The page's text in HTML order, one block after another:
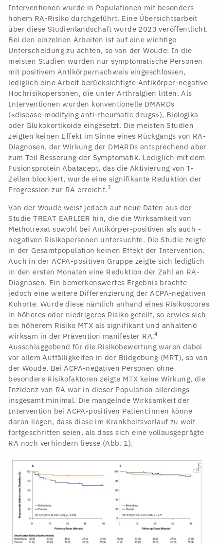
Interventionen wurde in Populationen mit besonders
hohem RA-Risiko durchgeführt. Eine Übersichtsarbeit
über diese Studienlandschaft wurde 2023 veröffentlicht.
Bei den einzelnen Arbeiten ist auf eine wichtige
Unterscheidung zu achten, so van der Woude: In die
meisten Studien wurden nur symptomatische Personen
mit positivem Antikörpernachweis eingeschlossen,
lediglich eine Arbeit berücksichtigte Antikörper-negative
Hochrisikopersonen, die unter Arthralgien litten. Als
Interventionen wurden konventionelle DMARDs
(«disease-modifying anti-rheumatic drugs»), Biologika
oder Glukokortikoide eingesetzt. Die meisten Studien
zeigten keinen Effekt im Sinne eines Rückgangs von RA-
Diagnosen, der Wirkung der DMARDs entsprechend aber
zum Teil Besserung der Symptomatik. Lediglich mit dem
Fusionsprotein Abatacept, das die Aktivierung von T-
Zellen blockiert, wurde eine signifikante Reduktion der
Progression zur RA erreicht.3
Van der Woude weist jedoch auf neue Daten aus der
Studie TREAT EARLIER hin, die die Wirksamkeit von
Methotrexat sowohl bei Antikörper-positiven als auch -
negativen Risikopersonen untersuchte. Die Studie zeigte
in der Gesamtpopulation keinen Effekt der Intervention.
Auch in der ACPA-positiven Gruppe zeigte sich lediglich
in den ersten Monaten eine Reduktion der Zahl an RA-
Diagnosen. Ein bemerkenswertes Ergebnis brachte
jedoch eine weitere Differenzierung der ACPA-negativen
Kohorte. Wurde diese nämlich anhand eines Risikoscores
in höheres oder niedrigeres Risiko geteilt, so erwies sich
bei höherem Risiko MTX als signifikant und anhaltend
wirksam in der Prävention manifester RA.4
Ausschlaggebend für die Risikobewertung waren dabei
vor allem Auffälligkeiten in der Bildgebung (MRT), so van
der Woude. Bei ACPA-negativen Personen ohne
besondere Risikofaktoren zeigte MTX keine Wirkung, die
Inzidenz von RA war in dieser Population allerdings
insgesamt minimal. Die mangelnde Wirksamkeit der
Intervention bei ACPA-positiven Patient:innen könne
daran liegen, dass diese im Krankheitsverlauf zu weit
fortgeschritten seien, als dass sich eine vollausgeprägte
RA noch verhindern liesse (Abb. 1).